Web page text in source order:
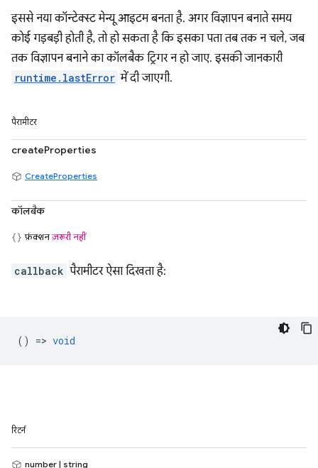
इससे नया कॉन्टेक्स्ट मेन्यू आइटम बनता है. अगर विज्ञापन बनाते समय
कोई गड़बड़ी होती है, तो हो सकता है कि इसका पता तब तक न चले, जब
तक विज्ञापन बनाने का कॉलबैक ट्रिगर न हो जाए. इसकी जानकारी
runtime.lastError में दी जाएगी.
पैरामीटर
createProperties
CreateProperties
कॉलबैक
फ़ंक्शनज़रूरी नहीं
callback पैरामीटर ऐसा दिखता है:
() => void
रिटर्न
number | string